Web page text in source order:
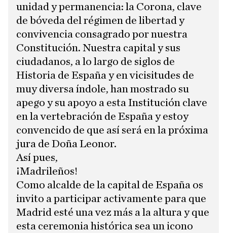
unidad y permanencia: la Corona, clave
de bóveda del régimen de libertad y
convivencia consagrado por nuestra
Constitución. Nuestra capital y sus
ciudadanos, a lo largo de siglos de
Historia de España y en vicisitudes de
muy diversa índole, han mostrado su
apego y su apoyo a esta Institución clave
en la vertebración de España y estoy
convencido de que así será en la próxima
jura de Doña Leonor.
Así pues,
¡Madrileños!
Como alcalde de la capital de España os
invito a participar activamente para que
Madrid esté una vez más a la altura y que
esta ceremonia histórica sea un icono